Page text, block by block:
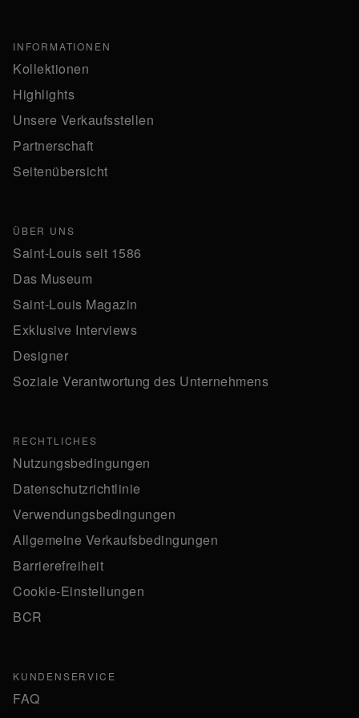
INFORMATIONEN
Kollektionen
Highlights
Unsere Verkaufsstellen
Partnerschaft
Seitenübersicht
ÜBER UNS
Saint-Louis seit 1586
Das Museum
Saint-Louis Magazin
Exklusive Interviews
Designer
Soziale Verantwortung des Unternehmens
RECHTLICHES
Nutzungsbedingungen
Datenschutzrichtlinie
Verwendungsbedingungen
Allgemeine Verkaufsbedingungen
Barrierefreiheit
Cookie-Einstellungen
BCR
KUNDENSERVICE
FAQ